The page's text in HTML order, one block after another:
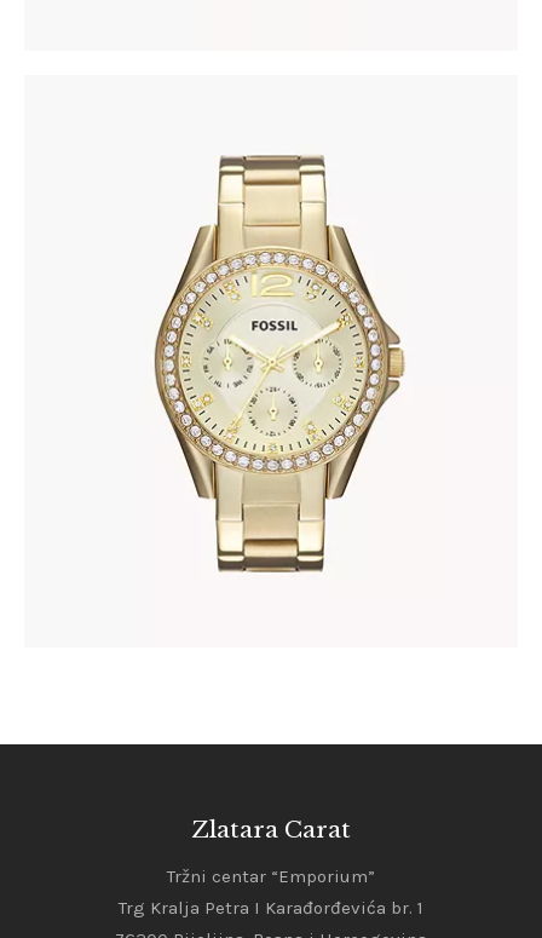
FOSSIL ES3203
345 00 KM
Zlatara Carat
Tržni centar “Emporium”
Trg Kralja Petra I Karađorđevića br. 1